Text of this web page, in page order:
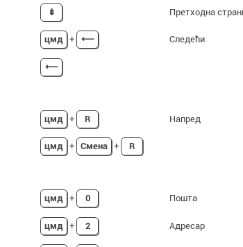
⇟ Претходна
цмд + ⟵ Следећи
⟵
цмд + R Напред
цмд + Смена + R
цмд + 0 Пошта
цмд + 2 Адресар